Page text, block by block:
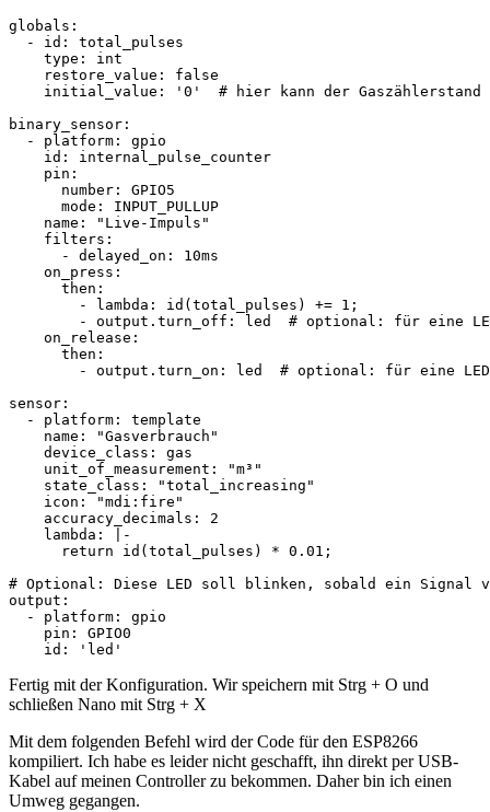
globals:
  - id: total_pulses
    type: int
    restore_value: false
initial_value: '0'  # hier kann der Gaszählerstand
binary_sensor:
  - platform: gpio
    id: internal_pulse_counter
    pin:
      number: GPIO5
      mode: INPUT_PULLUP
    name: "Live-Impuls"
    filters:
      - delayed_on: 10ms
    on_press:
      then:
        - lambda: id(total_pulses) += 1;
- output.turn_off: led  # optional: für eine
    on_release:
      then:
- output.turn_on: led  # optional: für eine
sensor:
  - platform: template
    name: "Gasverbrauch"
    device_class: gas
    unit_of_measurement: "m³"
    state_class: "total_increasing"
    icon: "mdi:fire"
    accuracy_decimals: 2
    lambda: |-
      return id(total_pulses) * 0.01;
# Optional: Diese LED soll blinken, sobald ein Signal
output:
  - platform: gpio
    pin: GPIO0
    id: 'led'
Fertig mit der Konfiguration. Wir speichern mit Strg + O und
schließen Nano mit Strg + X
Mit dem folgenden Befehl wird der Code für den ESP8266
kompiliert. Ich habe es leider nicht geschafft, ihn direkt per USB-
Kabel auf meinen Controller zu bekommen. Daher bin ich einen
Umweg gegangen.